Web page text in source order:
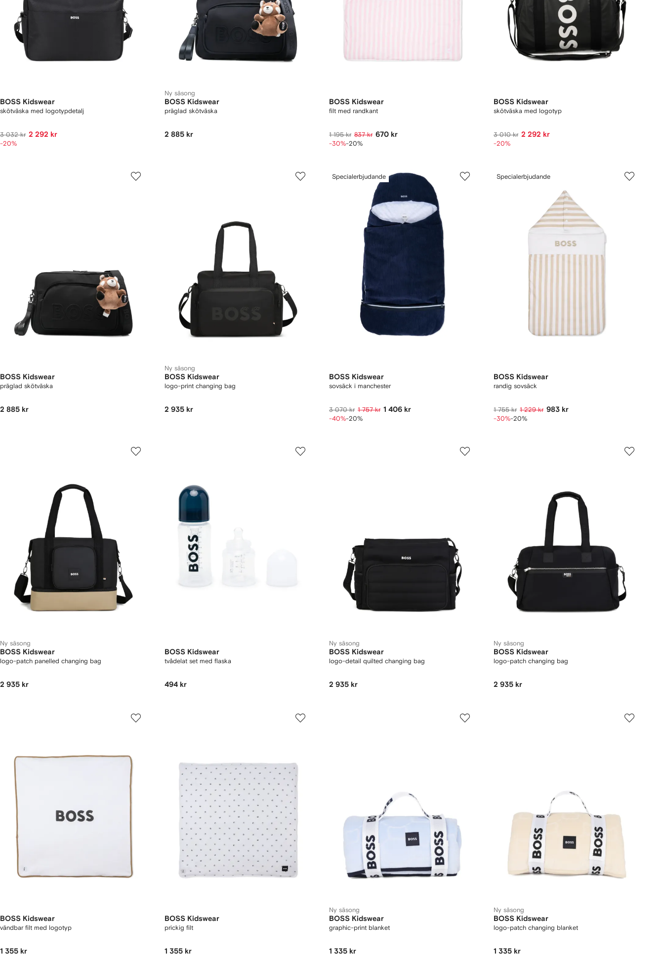
BOSS Kidswear
skötväska med logotypdetalj
3 032 kr 2 292 kr
-20%
Ny säsong
BOSS Kidswear
präglad skötväska
2 885 kr
BOSS Kidswear
filt med randkant
1 195 kr 837 kr 670 kr
-30%-20%
BOSS Kidswear
skötväska med logotyp
3 010 kr 2 292 kr
-20%
BOSS Kidswear
präglad skötväska
2 885 kr
Ny säsong
BOSS Kidswear
logo-print changing bag
2 935 kr
Specialerbjudande
BOSS Kidswear
sovsäck i manchester
3 070 kr 1 757 kr 1 406 kr
-40%-20%
Specialerbjudande
BOSS Kidswear
randig sovsäck
1 755 kr 1 229 kr 983 kr
-30%-20%
Ny säsong
BOSS Kidswear
logo-patch panelled changing bag
2 935 kr
BOSS Kidswear
tvådelat set med flaska
494 kr
Ny säsong
BOSS Kidswear
logo-detail quilted changing bag
2 935 kr
Ny säsong
BOSS Kidswear
logo-patch changing bag
2 935 kr
BOSS Kidswear
vändbar filt med logotyp
1 355 kr
BOSS Kidswear
prickig filt
1 355 kr
Ny säsong
BOSS Kidswear
graphic-print blanket
1 335 kr
Ny säsong
BOSS Kidswear
logo-patch changing blanket
1 335 kr